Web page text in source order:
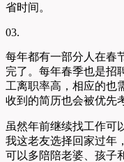
省时间。
03.
每年都有一部分人在春
完了。每年春季也是招
工离职率高，相应的也
收到的简历也会被优先
虽然年前继续找工作可
我这老友选择回家过年
可以多陪陪老婆、孩子